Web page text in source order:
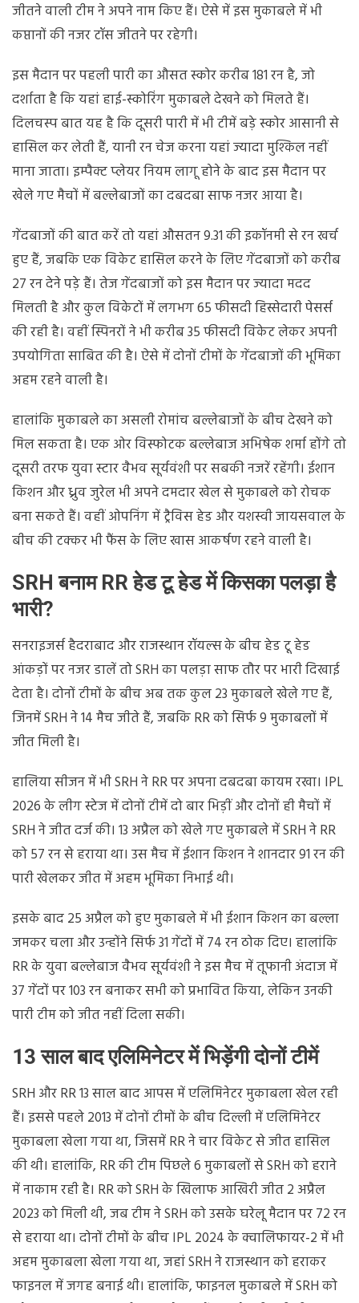
जीतने वाली टीम ने अपने नाम किए हैं। ऐसे में इस मुकाबले में भी
कप्तानों की नजर टॉस जीतने पर रहेगी।
इस मैदान पर पहली पारी का औसत स्कोर करीब 181 रन है, जो
दर्शाता है कि यहां हाई-स्कोरिंग मुकाबले देखने को मिलते हैं।
दिलचस्प बात यह है कि दूसरी पारी में भी टीमें बड़े स्कोर आसानी से
हासिल कर लेती हैं, यानी रन चेज करना यहां ज्यादा मुश्किल नहीं
माना जाता। इम्पैक्ट प्लेयर नियम लागू होने के बाद इस मैदान पर
खेले गए मैचों में बल्लेबाजों का दबदबा साफ नजर आया है।
गेंदबाजों की बात करें तो यहां औसतन 9.31 की इकॉनमी से रन खर्च
हुए हैं, जबकि एक विकेट हासिल करने के लिए गेंदबाजों को करीब
27 रन देने पड़े हैं। तेज गेंदबाजों को इस मैदान पर ज्यादा मदद
मिलती है और कुल विकेटों में लगभग 65 फीसदी हिस्सेदारी पेसर्स
की रही है। वहीं स्पिनरों ने भी करीब 35 फीसदी विकेट लेकर अपनी
उपयोगिता साबित की है। ऐसे में दोनों टीमों के गेंदबाजों की भूमिका
अहम रहने वाली है।
हालांकि मुकाबले का असली रोमांच बल्लेबाजों के बीच देखने को
मिल सकता है। एक ओर विस्फोटक बल्लेबाज अभिषेक शर्मा होंगे तो
दूसरी तरफ युवा स्टार वैभव सूर्यवंशी पर सबकी नजरें रहेंगी। ईशान
किशन और ध्रुव जुरेल भी अपने दमदार खेल से मुकाबले को रोचक
बना सकते हैं। वहीं ओपनिंग में ट्रैविस हेड और यशस्वी जायसवाल के
बीच की टक्कर भी फैंस के लिए खास आकर्षण रहने वाली है।
SRH बनाम RR हेड टू हेड में किसका पलड़ा है
भारी?
सनराइजर्स हैदराबाद और राजस्थान रॉयल्स के बीच हेड टू हेड
आंकड़ों पर नजर डालें तो SRH का पलड़ा साफ तौर पर भारी दिखाई
देता है। दोनों टीमों के बीच अब तक कुल 23 मुकाबले खेले गए हैं,
जिनमें SRH ने 14 मैच जीते हैं, जबकि RR को सिर्फ 9 मुकाबलों में
जीत मिली है।
हालिया सीजन में भी SRH ने RR पर अपना दबदबा कायम रखा। IPL
2026 के लीग स्टेज में दोनों टीमें दो बार भिड़ीं और दोनों ही मैचों में
SRH ने जीत दर्ज की। 13 अप्रैल को खेले गए मुकाबले में SRH ने RR
को 57 रन से हराया था। उस मैच में ईशान किशन ने शानदार 91 रन की
पारी खेलकर जीत में अहम भूमिका निभाई थी।
इसके बाद 25 अप्रैल को हुए मुकाबले में भी ईशान किशन का बल्ला
जमकर चला और उन्होंने सिर्फ 31 गेंदों में 74 रन ठोक दिए। हालांकि
RR के युवा बल्लेबाज वैभव सूर्यवंशी ने इस मैच में तूफानी अंदाज में
37 गेंदों पर 103 रन बनाकर सभी को प्रभावित किया, लेकिन उनकी
पारी टीम को जीत नहीं दिला सकी।
13 साल बाद एलिमिनेटर में भिड़ेंगी दोनों टीमें
SRH और RR 13 साल बाद आपस में एलिमिनेटर मुकाबला खेल रही
हैं। इससे पहले 2013 में दोनों टीमों के बीच दिल्ली में एलिमिनेटर
मुकाबला खेला गया था, जिसमें RR ने चार विकेट से जीत हासिल
की थी। हालांकि, RR की टीम पिछले 6 मुकाबलों से SRH को हराने
में नाकाम रही है। RR को SRH के खिलाफ आखिरी जीत 2 अप्रैल
2023 को मिली थी, जब टीम ने SRH को उसके घरेलू मैदान पर 72 रन
से हराया था। दोनों टीमों के बीच IPL 2024 के क्वालिफायर-2 में भी
अहम मुकाबला खेला गया था, जहां SRH ने राजस्थान को हराकर
फाइनल में जगह बनाई थी। हालांकि, फाइनल मुकाबले में SRH को